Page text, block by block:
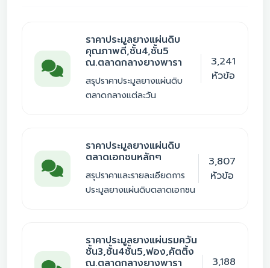
ราคาประมูลยางแผ่นดิบ
คุณภาพดี,ชั้น4,ชั้น5
ณ.ตลาดกลางยางพารา
สรุปราคาประมูลยางแผ่นดิบ
ตลาดกลางแต่ละวัน
3,241
หัวข้อ
ราคาประมูลยางแผ่นดิบ
ตลาดเอกชนหลักๆ
สรุปราคาและรายละเอียดการ
ประมูลยางแผ่นดิบตลาดเอกชน
3,807
หัวข้อ
ราคาประมูลยางแผ่นรมควัน
ชั้น3,ชั้น4ชั้น5,ฟอง,คัตติ้ง
ณ.ตลาดกลางยางพารา
3,188